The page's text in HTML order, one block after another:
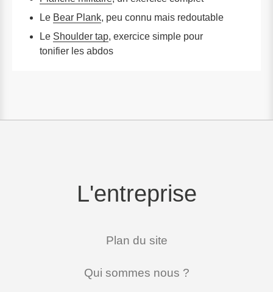
Le Bear Plank, peu connu mais redoutable
Le Shoulder tap, exercice simple pour
tonifier les abdos
L'entreprise
Plan du site
Qui sommes nous ?